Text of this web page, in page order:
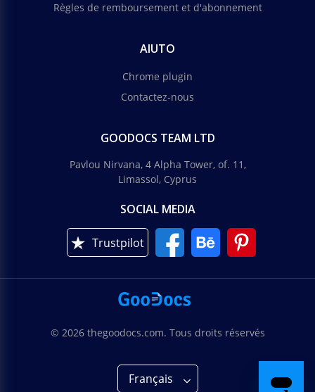
Règles de remboursement et d'abonnement
AIUTO
Chrome plugin
Contactez-nous
GOODOCS TEAM LTD
Pavlou Nirvana, 4 Alpha Tower, of. 11,
Limassol, Cyprus
SOCIAL MEDIA
Trustpilot
© 2026 thegoodocs.com. Tous droits réservés
Français